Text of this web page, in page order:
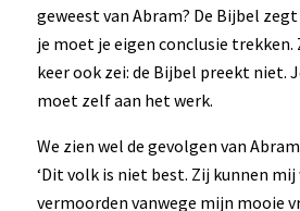
geweest van Abram? De Bijbel
je moet je eigen conclusie trekken.
keer ook zei: de Bijbel preekt niet.
moet zelf aan het werk.
We zien wel de gevolgen van
‘Dit volk is niet best. Zij kunnen mij
vermoorden vanwege mijn mooie